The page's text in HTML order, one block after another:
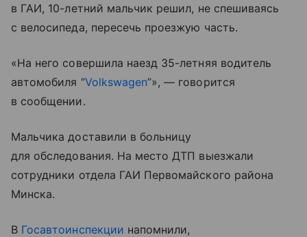
в ГАИ, 10-летний мальчик решил, не спешиваясь
с велосипеда, пересечь проезжую часть.
«На него совершила наезд 35-летняя водитель
автомобиля “Volkswagen”», — говорится
в сообщении.
Мальчика доставили в больницу
для обследования. На место ДТП выезжали
сотрудники отдела ГАИ Первомайского района
Минска.
В Госавтоинспекции напомнили,